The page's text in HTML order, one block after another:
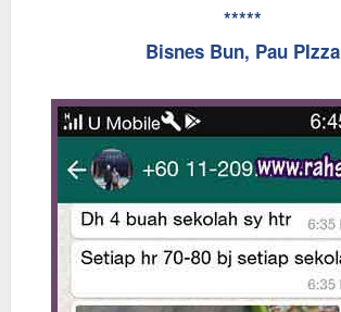
*****
Bisnes Bun, Pau PIzza